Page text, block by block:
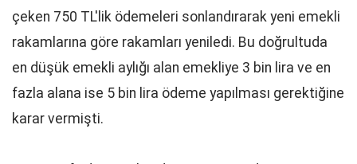
çeken 750 TL'lik ödemeleri sonlandırarak yeni emekli
rakamlarına göre rakamları yeniledi. Bu doğrultuda
en düşük emekli aylığı alan emekliye 3 bin lira ve en
fazla alana ise 5 bin lira ödeme yapılması gerektiğine
karar vermişti.